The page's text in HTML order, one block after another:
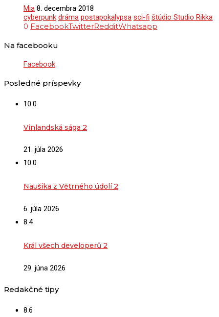
Mia 8. decembra 2018
cyberpunk dráma postapokalypsa sci-fi štúdio Studio Rikka
0 FacebookTwitterRedditWhatsapp
Na facebooku
Facebook
Posledné príspevky
10.0
Vinlandská sága 2
21. júla 2026
10.0
Naušika z Větrného údolí 2
6. júla 2026
8.4
Král všech developerů 2
29. júna 2026
Redakčné tipy
8.6